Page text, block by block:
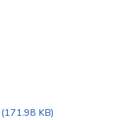
(171.98 KB)